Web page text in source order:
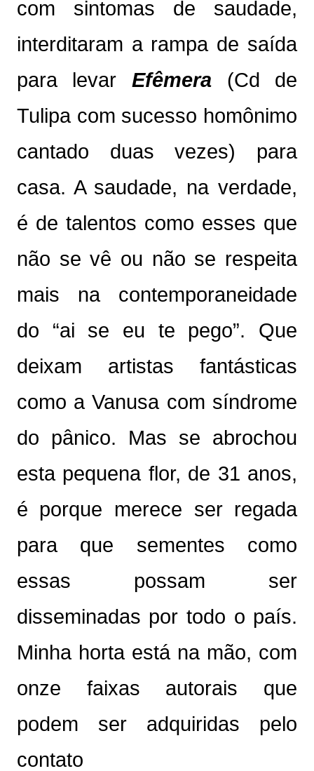
com sintomas de saudade,
interditaram a rampa de saída
para levar Efêmera (Cd de
Tulipa com sucesso homônimo
cantado duas vezes) para
casa. A saudade, na verdade,
é de talentos como esses que
não se vê ou não se respeita
mais na contemporaneidade
do “ai se eu te pego”. Que
deixam artistas fantásticas
como a Vanusa com síndrome
do pânico. Mas se abrochou
esta pequena flor, de 31 anos,
é porque merece ser regada
para que sementes como
essas possam ser
disseminadas por todo o país.
Minha horta está na mão, com
onze faixas autorais que
podem ser adquiridas pelo
contato